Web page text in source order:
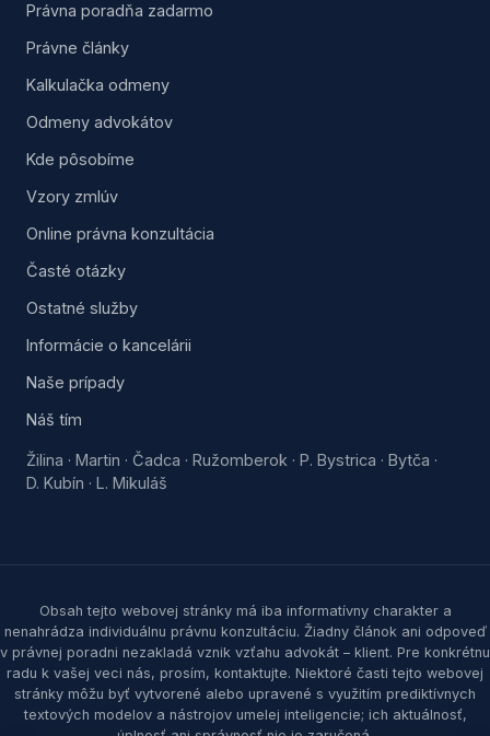
Právna poradňa zadarmo
Právne články
Kalkulačka odmeny
Odmeny advokátov
Kde pôsobíme
Vzory zmlúv
Online právna konzultácia
Časté otázky
Ostatné služby
Informácie o kancelárii
Naše prípady
Náš tím
Žilina · Martin · Čadca · Ružomberok · P. Bystrica · Bytča ·
D. Kubín · L. Mikuláš
Obsah tejto webovej stránky má iba informatívny charakter a
nenahrádza individuálnu právnu konzultáciu. Žiadny článok ani odpoveď
v právnej poradni nezakladá vznik vzťahu advokát – klient. Pre konkrétnu
radu k vašej veci nás, prosím, kontaktujte. Niektoré časti tejto webovej
stránky môžu byť vytvorené alebo upravené s využitím prediktívnych
textových modelov a nástrojov umelej inteligencie; ich aktuálnosť,